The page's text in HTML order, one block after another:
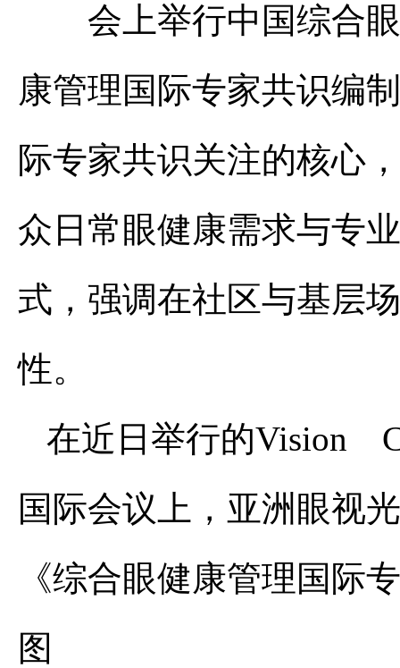
会上举行中国综合眼
康管理国际专家共识编
际专家共识关注的核心
众日常眼健康需求与专
式，强调在社区与基层
性。
在近日举行的Vision
国际会议上，亚洲眼视
《综合眼健康管理国际
图